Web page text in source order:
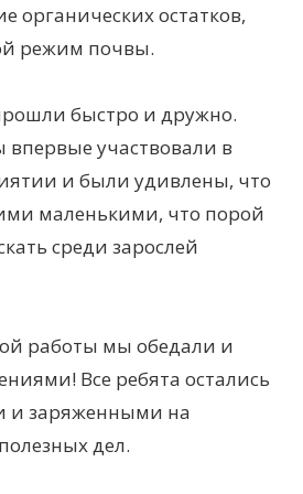
органических остатков,
режим почвы.
быстро и дружно.
участвовали в
и были удивлены, что
маленькими, что порой
среди зарослей
работы мы обедали и
Все ребята остались
и заряженными на
дел.